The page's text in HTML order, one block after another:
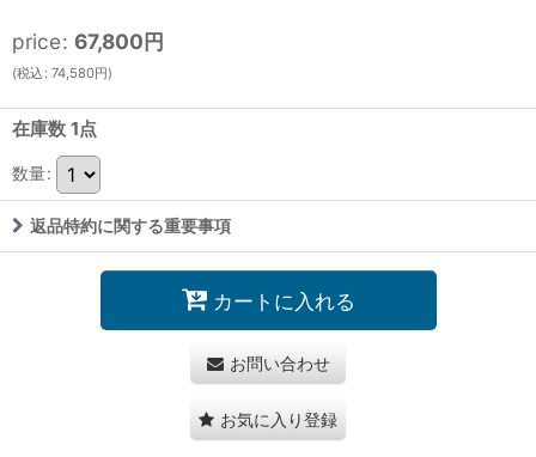
price: 67,800円
(税込 : 74,580円)
在庫数 1点
数量:
返品特約に関する重要事項
カートに入れる
お問い合わせ
お気に入り登録